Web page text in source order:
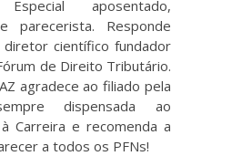
Especial aposentado,
parecerista. Responde
diretor científico fundador
de Direito Tributário.
agradece ao filiado pela
dispensada ao
Carreira e recomenda a
a todos os PFNs!